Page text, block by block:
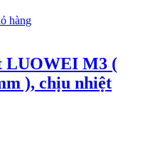
hàng
LUOWEI M3 (
), chịu nhiệt